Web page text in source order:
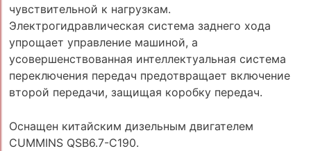
чувствительной к нагрузкам.
Электрогидравлическая система заднего хода
упрощает управление машиной, а
усовершенствованная интеллектуальная система
переключения передач предотвращает включение
второй передачи, защищая коробку передач.
Оснащен китайским дизельным двигателем
CUMMINS QSB6.7-C190.